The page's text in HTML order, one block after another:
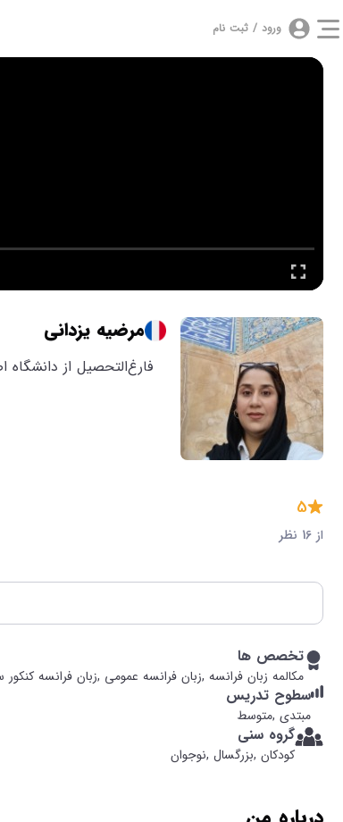
ورود / ثبت نام
مرضیه یزدانی
فارغ‌التحصیل از دانشگاه اصفهان با ۱۰ سال سابقه در آموزش زبان فرانسه، متخصص در تدریس به کودکان با متدهای
5
از 16 نظر
تخصص ها
مکالمه زبان فرانسه ,زبان فرانسه عمومی ,زبان فرانسه
سطوح تدریس
مبتدی ,متوسط
گروه سنی
کودکان ,بزرگسال ,نوجوان